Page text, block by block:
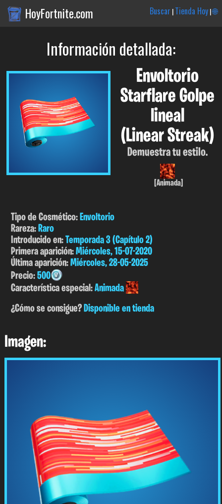
HoyFortnite.com Buscar |Tienda Hoy|🌐
Información detallada:
Envoltorio
Starflare Golpe
lineal
(Linear Streak)
Demuestra tu estilo.
[Animada]
Tipo de Cosmético:Envoltorio
Rareza:Raro
Introducido en:Temporada 3 (Capítulo 2)
Primera aparición:Miércoles, 15-07-2020
Última aparición:Miércoles, 28-05-2025
Precio:500
Característica especial:Animada
¿Cómo se consigue?Disponible en tienda
Imagen: